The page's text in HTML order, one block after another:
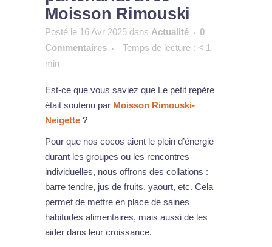
Moisson Rimouski
Posté le 16 Avr 2025 dans Actualité
0
Commentaires
Temps de lecture : < 1
min
Est-ce que vous saviez que Le petit repère
était soutenu par Moisson Rimouski-
Neigette ?
Pour que nos cocos aient le plein d’énergie
durant les groupes ou les rencontres
individuelles, nous offrons des collations :
barre tendre, jus de fruits, yaourt, etc. Cela
permet de mettre en place de saines
habitudes alimentaires, mais aussi de les
aider dans leur croissance.